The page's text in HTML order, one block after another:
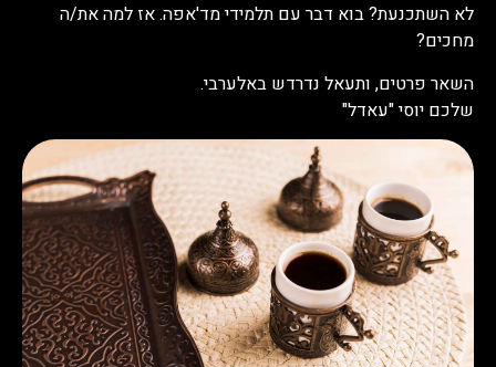
לא השתכנעת? בוא דבר עם תלמידי מד'אפה. אז למה את/ה
מחכים?
השאר פרטים, ותעאל נדרדש באלערבי.
שלכם יוסי "עאדל"